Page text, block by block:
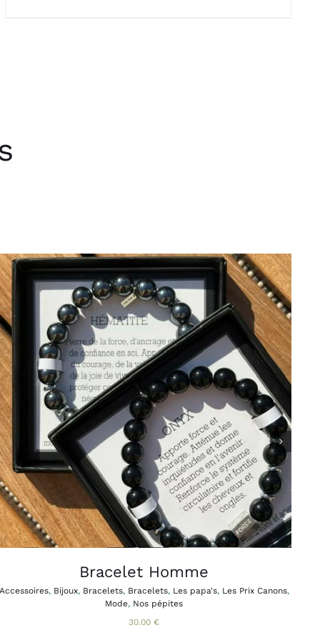
CHOIX DES OPTIONS CE
PRODUIT
A
PLUSIEURS
VARIATIONS.
LES
OPTIONS
PEUVENT
ÊTRE
CHOISIES
SUR
LA
DU
PRODUIT
APERÇU
Bracelet Homme
, Bijoux, Bracelets, Bracelets, Les papa's, Les Prix Canons,
Mode, Nos pépites
30.00 €